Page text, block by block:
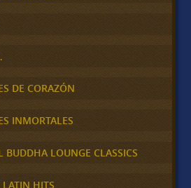
DE CORAZÓN
INMORTALES
BUDDHA LOUNGE CLASSICS
LATIN HITS